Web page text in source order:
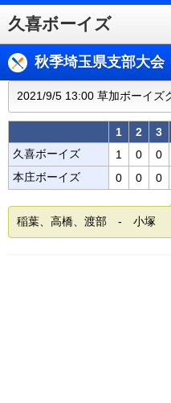
久喜ボーイズ
秋季埼玉県支部大
2021/9/5 13:00 草加ボーイズ
1 2 3
久喜ボーイズ
1 0 0
本庄ボーイズ
0 0 0
稲葉、高橋、渡部 - 小塚